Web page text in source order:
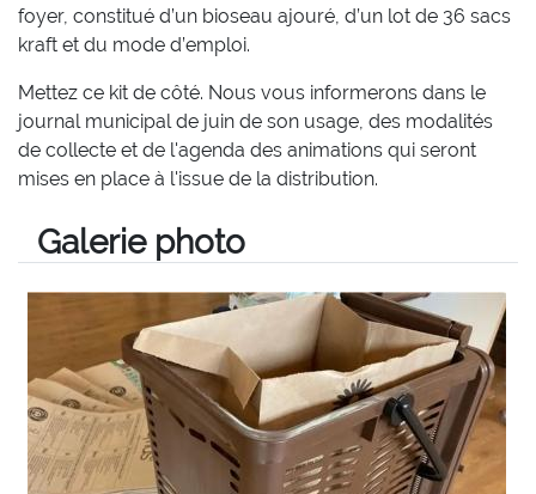
foyer, constitué d’un bioseau ajouré, d’un lot de 36 sacs
kraft et du mode d’emploi.
Mettez ce kit de côté. Nous vous informerons dans le
journal municipal de juin de son usage, des modalités
de collecte et de l'agenda des animations qui seront
mises en place à l'issue de la distribution.
Galerie photo